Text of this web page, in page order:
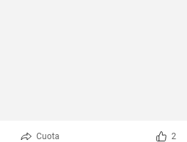
Cuota 2